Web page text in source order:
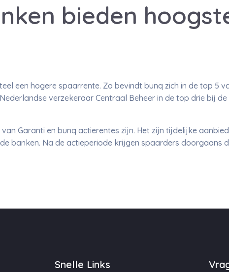
bieden
een hogere spaarrente. Zo bevindt bunq zich in de top 5
verzekeraar Centraal Beheer in de top drie bij
Garanti en bunq actierentes zijn. Het zijn tijdelijke
banken. Na de actieperiode krijgen spaarders doorgaans
Snelle Links